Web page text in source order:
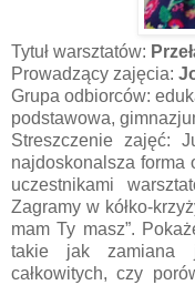
Tytuł warsztatów:
Prowadzący zajęcia:
Grupa odbiorców:
podstawowa,
Streszczenie zajęć:
najdoskonalsza forma
uczestnikami
Zagramy w kółko-
mam Ty masz”.
takie jak zamiana
całkowitych, czy